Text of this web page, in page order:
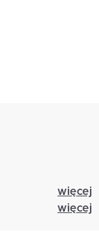
więcej
więcej